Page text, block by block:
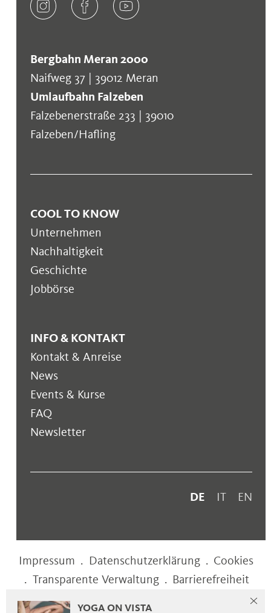
Bergbahn Meran 2000
Naifweg 37 | 39012 Meran
Umlaufbahn Falzeben
Falzebenerstraße 233 | 39010
Falzeben/Hafling
COOL TO KNOW
Unternehmen
Nachhaltigkeit
Geschichte
Jobbörse
INFO & KONTAKT
Kontakt & Anreise
News
Events & Kurse
FAQ
Newsletter
DE IT EN
Impressum . Datenschutzerklärung . Cookies
. Transparente Verwaltung . Barrierefreiheit
YOGA ON VISTA